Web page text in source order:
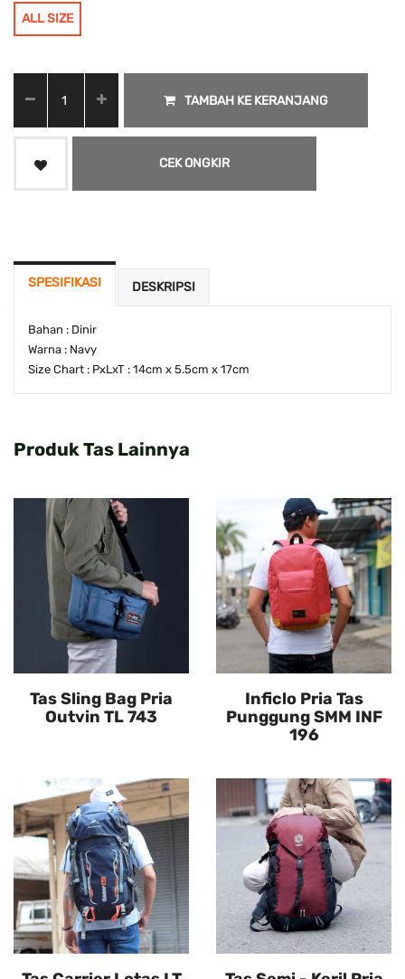
ALL SIZE
TAMBAH KE KERANJANG
CEK ONGKIR
SPESIFIKASI DESKRIPSI
Bahan : Dinir
Warna : Navy
Size Chart : PxLxT : 14cm x 5.5cm x 17cm
Produk Tas Lainnya
Tas Sling Bag Pria
Outvin TL 743
Inficlo Pria Tas
Punggung SMM INF
196